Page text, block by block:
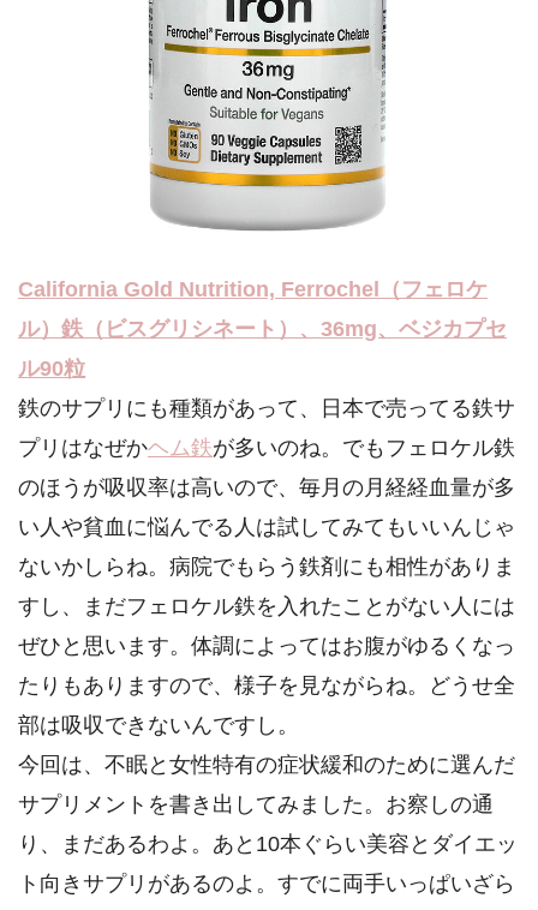
California Gold Nutrition, Ferrochel（フェロケ
ル）鉄（ビスグリシネート）、36mg、ベジカプセ
ル90粒
鉄のサプリにも種類があって、日本で売ってる鉄サ
プリはなぜかヘム鉄が多いのね。でもフェロケル鉄
のほうが吸収率は高いので、毎月の月経経血量が多
い人や貧血に悩んでる人は試してみてもいいんじゃ
ないかしらね。病院でもらう鉄剤にも相性がありま
すし、まだフェロケル鉄を入れたことがない人には
ぜひと思います。体調によってはお腹がゆるくなっ
たりもありますので、様子を見ながらね。どうせ全
部は吸収できないんですし。
今回は、不眠と女性特有の症状緩和のために選んだ
サプリメントを書き出してみました。お察しの通
り、まだあるわよ。あと10本ぐらい美容とダイエッ
ト向きサプリがあるのよ。すでに両手いっぱいざら